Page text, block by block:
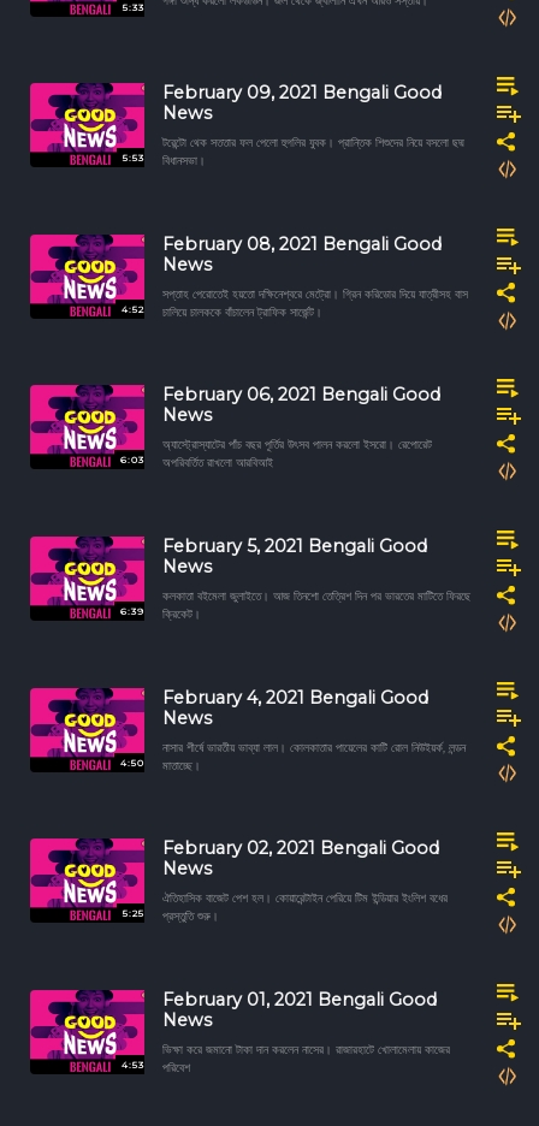
5:33
5:53
February 09, 2021 Bengali Good
News
টরেন্টো থেক সততার ফল পেলো হুগলির যুবক। প্রান্তিক শিশুদের নিয়ে বসলো ছদ্ম
বিধানসভা।
4:52
February 08, 2021 Bengali Good
News
সপ্তাহ পেরোতেই হয়তো দক্ষিনেশ্বরে মেট্রো। গ্রিন করিডোর দিয়ে যাত্রীসহ বাস
চালিয়ে চালককে বাঁচালেন ট্রাফিক সার্জেন্ট।
6:03
February 06, 2021 Bengali Good
News
অ্যাস্ট্রোস্যাটের পাঁচ বছর পূর্তির উৎসব পালন করলো ইসরো। রেপোরেট
অপরিবর্তিত রাখলো আরবিআই
6:39
February 5, 2021 Bengali Good
News
কলকাতা বইমেলা জুলাইতে। আজ তিনশো তেত্রিশ দিন পর ভারতের মাটিতে ফিরছে
ক্রিকেট।
4:50
February 4, 2021 Bengali Good
News
নাসার শীর্ষে ভারতীয় ভাব্যা লাল। কোলকাতার পায়েলের কাটি রোল নিউইয়র্ক, লন্ডন
মাতাচ্ছে।
5:25
February 02, 2021 Bengali Good
News
ঐতিহাসিক বাজেট পেশ হল। কোয়ারেন্টাইন পেরিয়ে টিম ইন্ডিয়ার ইংলিশ বধের
প্রস্তুতি শুরু।
4:53
February 01, 2021 Bengali Good
News
ভিক্ষা করে জমানো টাকা দান করলেন নাসের। রাজারহাটে খোলামেলায় কাজের
পরিবেশ